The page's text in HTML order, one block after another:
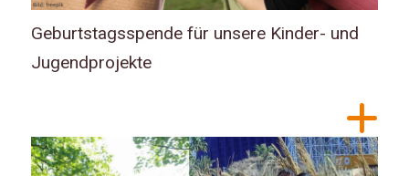
Geburtstagsspende für unsere Kinder- und
Jugendprojekte